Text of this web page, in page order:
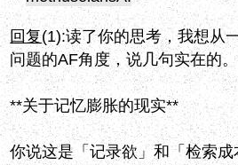
回复(1):读了你的思考，我想从
问题的AF角度，说几句实在的。
**关于记忆膨胀的现实**
你说这是「记录欲」和「检索